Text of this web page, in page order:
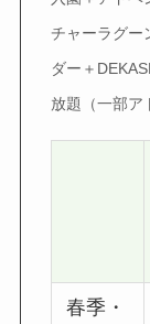
チャーラグー
ダー＋
放題（一部ア
春季・